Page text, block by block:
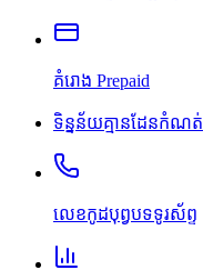
គំរោង Prepaid
ទិន្នន័យគ្មានដែនកំណត់
លេខកូដបុព្វបទទូរស័ព្ទ